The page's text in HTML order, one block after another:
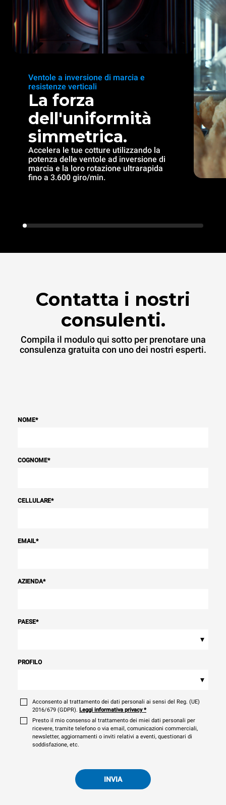
Ventole a inversione di marcia e
resistenze verticali
La forza
dell'uniformità
simmetrica.
Accelera le tue cotture utilizzando la
potenza delle ventole ad inversione di
marcia e la loro rotazione ultrarapida
fino a 3.600 giro/min.
Contatta i nostri
consulenti.
Compila il modulo qui sotto per prenotare una
consulenza gratuita con uno dei nostri esperti.
NOME*
COGNOME*
CELLULARE*
EMAIL*
AZIENDA*
PAESE*
▾
PROFILO
▾
Acconsento al trattamento dei dati personali ai sensi del Reg. (UE)
2016/679 (GDPR). Leggi informativa privacy*
Presto il mio consenso al trattamento dei miei dati personali per
ricevere, tramite telefono o via email, comunicazioni commerciali,
newsletter, aggiornamenti o inviti relativi a eventi, questionari di
soddisfazione, etc.
INVIA